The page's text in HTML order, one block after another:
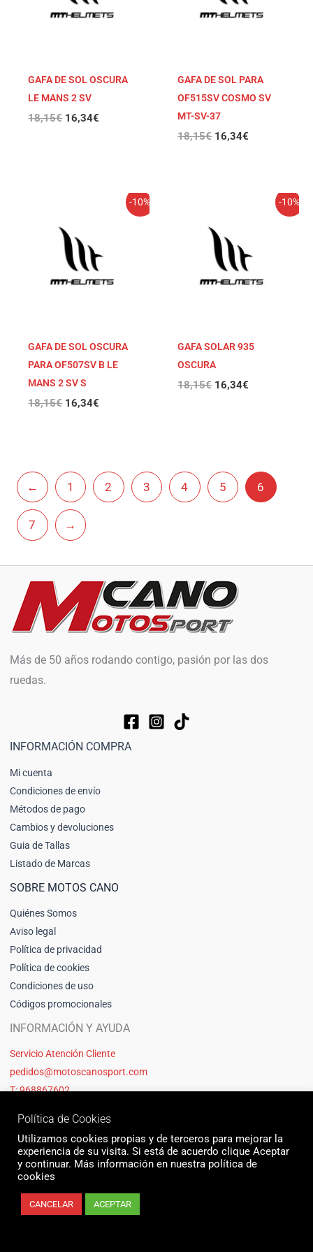
GAFA DE SOL OSCURA
LE MANS 2 SV
18,15€ 16,34€
GAFA DE SOL PARA
OF515SV COSMO SV
MT-SV-37
18,15€ 16,34€
-10%
GAFA DE SOL OSCURA
PARA OF507SV B LE
MANS 2 SV S
18,15€
era:
18,15€.
16,34€
precio
16,34€.
-10%
GAFA SOLAR 935
OSCURA
18,15€
era:
18,15€.
16,34€
precio
16,34€.
← 1 2 3 4 5 6
7 →
Más de 50 años rodando contigo, pasión por las dos
ruedas.
INFORMACIÓN COMPRA
Mi cuenta
Condiciones de envío
Métodos de pago
Cambios y devoluciones
Guia de Tallas
Listado de Marcas
SOBRE MOTOS CANO
Quiénes Somos
Aviso legal
Política de privacidad
Política de cookies
Condiciones de uso
Códigos promocionales
INFORMACIÓN Y AYUDA
Servicio Atención Cliente
pedidos@motoscanosport.com
T: 968867602
© 2026 Motos Cano Sport | Sitio web creado y mantenido por Unika web
Política de Cookies
Utilizamos cookies propias y de terceros para mejorar la
experiencia de su visita. Si está de acuerdo clique Aceptar
y continuar. Más información en nuestra política de
cookies
CANCELAR ACEPTAR